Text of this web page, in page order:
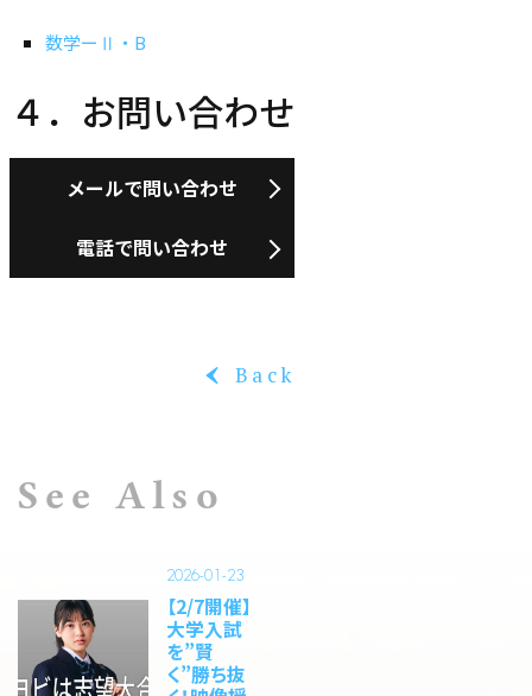
数学ーⅡ・B
４．お問い合わせ
メールで問い合わせ
電話で問い合わせ
‹ Back
See Also
2026-01-23
【2/7開催】
大学入試
を”賢
く”勝ち抜